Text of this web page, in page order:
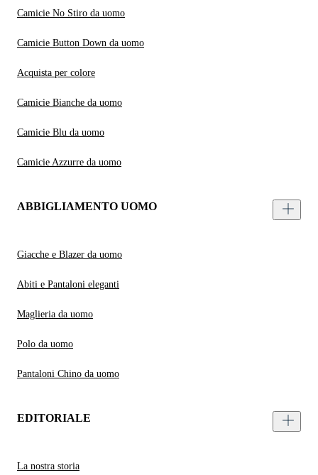
Camicie No Stiro da uomo
Camicie Button Down da uomo
Acquista per colore
Camicie Bianche da uomo
Camicie Blu da uomo
Camicie Azzurre da uomo
ABBIGLIAMENTO UOMO
Giacche e Blazer da uomo
Abiti e Pantaloni eleganti
Maglieria da uomo
Polo da uomo
Pantaloni Chino da uomo
EDITORIALE
La nostra storia